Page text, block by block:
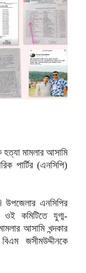
হত্যা মামলার আসামি
পার্টির (এনসিপি)
উপজেলার এনসিপির
কমিটিতে যুগ্ম-
আসামি খন্দকার
জসীমউদ্দীনকে